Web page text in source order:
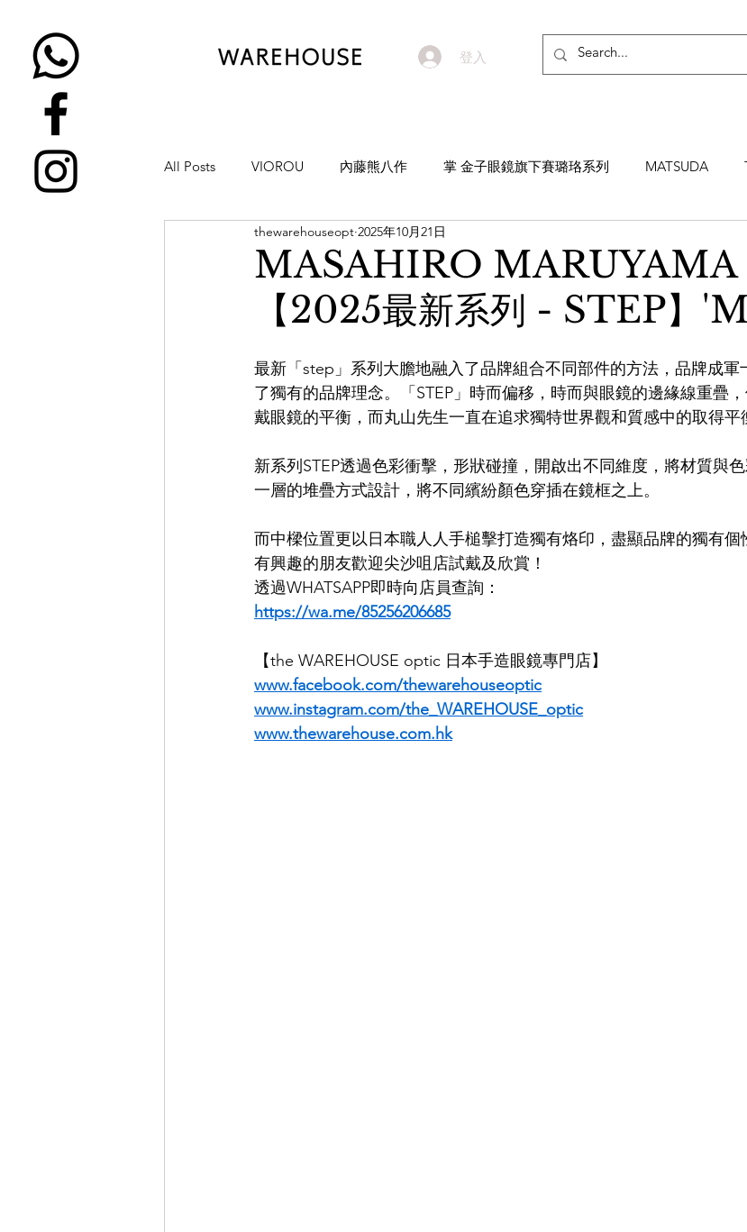
登入
All Posts VIOROU 內藤熊八作 掌 金子眼鏡旗下賽璐珞系列 MATSUDA
NATIVE SONS EYEVAN7285
YUICHI TOYAMA KAMEMANNEN MYKITA MOSCOT ZEISS
H-FUSION JULIUS TART OPTICAL AKIRA AND SONS DITA
OG X OLIVER GOLDSMITH LUNOR 杉本圭 OLVER
MASAHIRO MARUYAMA
【2025最新系列 - STEP】
thewarehouseopt 2025年10月21日
最新「step」系列大膽地融入了品牌組合不同部件的方法，品牌成軍
了獨有的品牌理念。「STEP」時而偏移，時而與眼鏡的邊緣線重疊
戴眼鏡的平衡，而丸山先生一直在追求獨特世界觀和質感中的取得平
新系列STEP透過色彩衝擊，形狀碰撞，開啟出不同維度，將材質與
一層的堆疊方式設計，將不同繽紛顏色穿插在鏡框之上。
而中樑位置更以日本職人人手槌擊打造獨有烙印，盡顯品牌的獨有個
有興趣的朋友歡迎尖沙咀店試戴及欣賞！
透過WHATSAPP即時向店員查詢：
https://wa.me/85256206685
【the WAREHOUSE optic 日本手造眼鏡專門店】
www.facebook.com/thewarehouseoptic
www.instagram.com/the_WAREHOUSE_optic
www.thewarehouse.com.hk